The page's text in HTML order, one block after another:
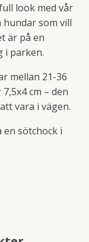
look med vår
som vill
är på en
i parken.
mellan 21-36
cm – den
vara i vägen.
sötchock i